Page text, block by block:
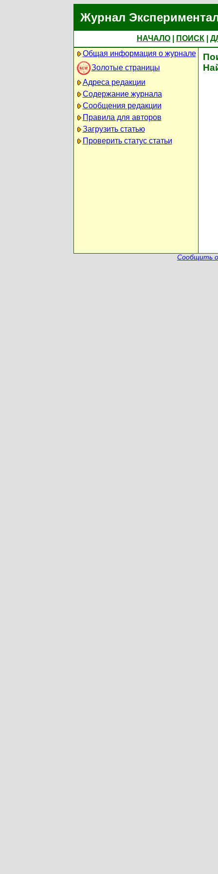
Журнал
НАЧАЛО ПОИСК
Общая информация о журнале
Золотые страницы
Адреса редакции
Содержание журнала
Сообщения редакции
Правила для авторов
Загрузить статью
Проверить статус статьи
Сообщить о